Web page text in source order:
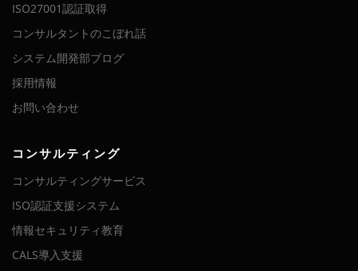
ISO27001認証取得
コンサルタントのこぼれ話
システム開発部ブログ
採用情報
お問い合わせ
コンサルティング
コンサルティングサービス
ISO認証支援システム
情報セキュリティ教育
CALS導入支援